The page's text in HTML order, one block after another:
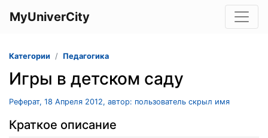
MyUniverCity
Категории Педагогика
Игры в детском саду
Реферат, 18 Апреля 2012, автор: пользователь скрыл имя
Краткое описание